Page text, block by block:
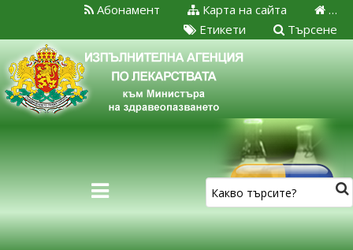
…
Карта на сайта
Абонамент
Търсене
Етикети